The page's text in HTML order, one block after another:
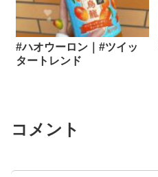
#ハオウーロン｜#ツイッ
タートレンド
コメント